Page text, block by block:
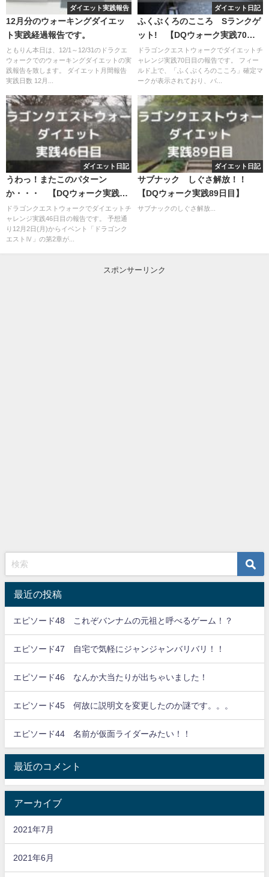
ダイエット実践報告
12月分のウォーキングダイエッ
ト実践経過報告です。
ともりん本日は、12/1～12/31のドラクエ
ウォークでのウォーキングダイエットの実
践報告を致します。 ダイエット月間報告
実践日数 12月...
ダイエット日記
ふくぶくろのこころ Sランクゲ
ット! 【DQウォーク実践70日
目】
ドラゴンクエストウォークでダイエットチ
ャレンジ実践70日目の報告です。 フィー
ルド上で、「ふくぶくろのこころ」確定マ
ークが表示されており、バ...
ダイエット日記
うわっ！またこのパターン
か・・・ 【DQウォーク実践46
日目】
ドラゴンクエストウォークでダイエットチ
ャレンジ実践46日目の報告です。 予想通
り12月2日(月)からイベント「ドラゴンク
エストⅣ」の第2章が...
ダイエット日記
サブナック しぐさ解放！！
【DQウォーク実践89日目】
サブナックのしぐさ解放...
スポンサーリンク
最近の投稿
エピソード48 これぞバンナムの元祖と呼べるゲーム！？
エピソード47 自宅で気軽にジャンジャンバリバリ！！
エピソード46 なんか大当たりが出ちゃいました！
エピソード45 何故に説明文を変更したのか謎です。。。
エピソード44 名前が仮面ライダーみたい！！
最近のコメント
アーカイブ
2021年7月
2021年6月